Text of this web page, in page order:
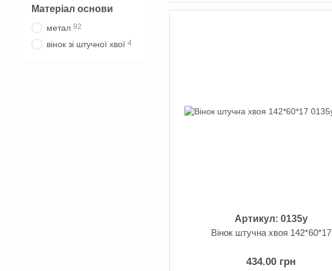
Артикул: 0135у
Вінок штучна хвоя 142*60*17
434.00 грн
Матеріал основи
метал 92
вінок зі штучної хвої 4